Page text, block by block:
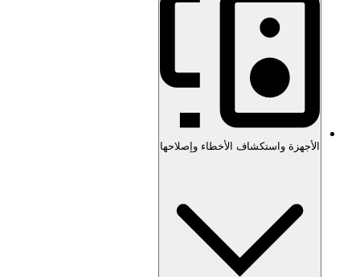
الأجهزة واستكشاف الأخطاء وإصلاحها